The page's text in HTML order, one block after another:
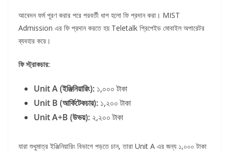
আবেদন ফর্ম পূরণ করার পরে পরবর্তী ধাপ হলো ফি প্রদান করা। MIST
Admission এর ফি প্রদান করতে হয় Teletalk প্রিপেইড মোবাইল অপারেটর
ব্যবহার করে।
ফি স্ট্রাকচার:
Unit A (ইঞ্জিনিয়ারিং): ১,০০০ টাকা
Unit B (আর্কিটেকচার): ১,২০০ টাকা
Unit A+B (উভয়): ২,২০০ টাকা
যারা শুধুমাত্র ইঞ্জিনিয়ারিং বিভাগে পড়তে চান, তারা Unit A এর জন্য ১,০০০ টাকা